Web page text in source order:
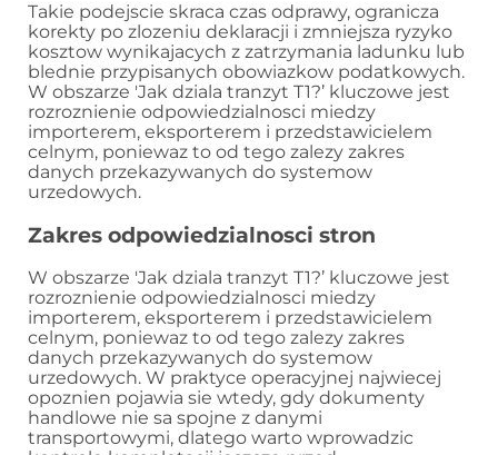
Takie podejscie skraca czas odprawy, ogranicza
korekty po zlozeniu deklaracji i zmniejsza ryzyko
kosztow wynikajacych z zatrzymania ladunku lub
blednie przypisanych obowiazkow podatkowych.
W obszarze 'Jak dziala tranzyt T1?’ kluczowe jest
rozroznienie odpowiedzialnosci miedzy
importerem, eksporterem i przedstawicielem
celnym, poniewaz to od tego zalezy zakres
danych przekazywanych do systemow
urzedowych.
Zakres odpowiedzialnosci stron
W obszarze 'Jak dziala tranzyt T1?’ kluczowe jest
rozroznienie odpowiedzialnosci miedzy
importerem, eksporterem i przedstawicielem
celnym, poniewaz to od tego zalezy zakres
danych przekazywanych do systemow
urzedowych. W praktyce operacyjnej najwiecej
opoznien pojawia sie wtedy, gdy dokumenty
handlowe nie sa spojne z danymi
transportowymi, dlatego warto wprowadzic